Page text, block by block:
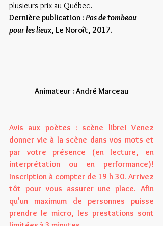
plusieurs prix au Québec.
Dernière publication : Pas de tombeau
pour les lieux, Le Noroît, 2017.
Animateur : André Marceau
Avis aux poètes : scène libre! Venez
donner vie à la scène dans vos mots et
par votre présence (en lecture, en
interprétation ou en performance)!
Inscription à compter de 19 h 30. Arrivez
tôt pour vous assurer une place. Afin
qu'un maximum de personnes puisse
prendre le micro, les prestations sont